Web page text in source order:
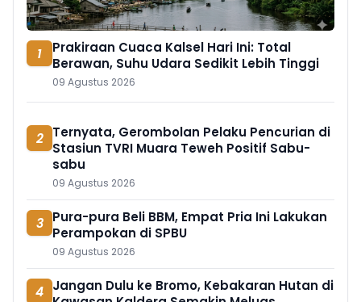
1
Prakiraan Cuaca Kalsel Hari Ini: Total
Berawan, Suhu Udara Sedikit Lebih Tinggi
09 Agustus 2026
2 Ternyata, Gerombolan Pelaku Pencurian di
Stasiun TVRI Muara Teweh Positif Sabu-
sabu
09 Agustus 2026
3 Pura-pura Beli BBM, Empat Pria Ini Lakukan
Perampokan di SPBU
09 Agustus 2026
4 Jangan Dulu ke Bromo, Kebakaran Hutan di